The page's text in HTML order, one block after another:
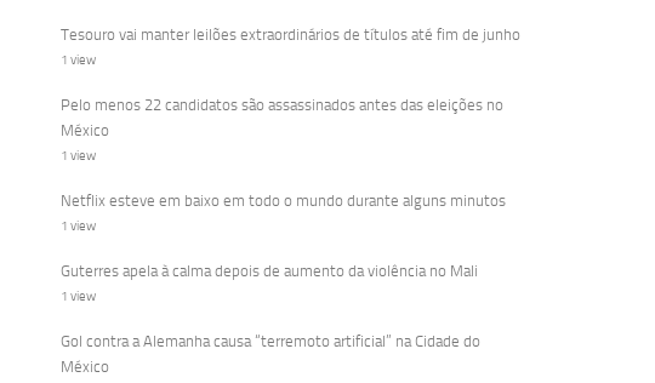
Tesouro vai manter leilões extraordinários de títulos até fim de junho
1 view
Pelo menos 22 candidatos são assassinados antes das eleições no
México
1 view
Netflix esteve em baixo em todo o mundo durante alguns minutos
1 view
Guterres apela à calma depois de aumento da violência no Mali
1 view
Gol contra a Alemanha causa “terremoto artificial” na Cidade do
México